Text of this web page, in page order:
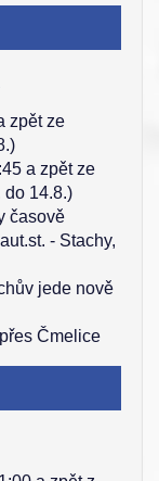
zpět ze
a zpět ze
do 14.8.)
časově
- Stachy,
jede nově
Čmelice